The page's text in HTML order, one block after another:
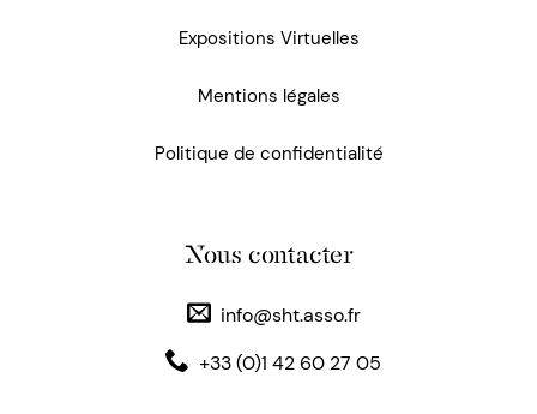
Expositions Virtuelles
Mentions légales
Politique de confidentialité
Nous contacter
info@sht.asso.fr
+33 (0)1 42 60 27 05